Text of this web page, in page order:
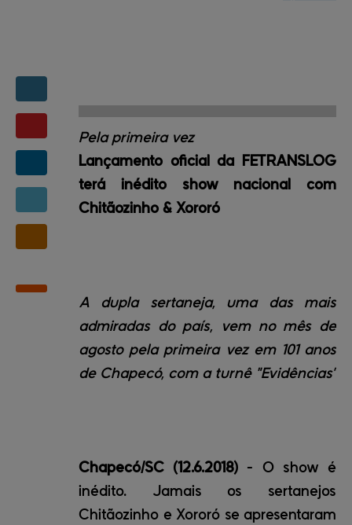
Pela primeira vez
Lançamento oficial da FETRANSLOG
terá inédito show nacional com
Chitãozinho & Xororó
A dupla sertaneja, uma das mais
admiradas do país, vem no mês de
agosto pela primeira vez em 101 anos
de Chapecó, com a turnê "Evidências”
Chapecó/SC (12.6.2018) - O show é
inédito. Jamais os sertanejos
Chitãozinho e Xororó se apresentaram